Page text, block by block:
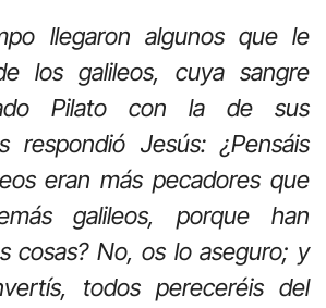
llegaron algunos que le
los galileos, cuya sangre
Pilato con la de sus
respondió Jesús: ¿Pensáis
eran más pecadores que
galileos, porque han
cosas? No, os lo aseguro; y
todos pereceréis del